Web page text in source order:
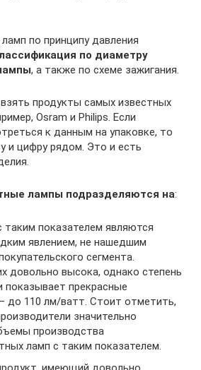
по принципу давления
по диаметру
, а также по схеме зажигания.
продукты самых известных
Osram и Philips. Если
к данным на упаковке, то
и цифру рядом. Это и есть
лампы подразделяются на:
показателем являются
явлением, не нашедшим
сегмента.
довольно высока, однако степень
показывает прекрасные
до 110 лм/ватт. Стоит отметить,
значительно
производства
ламп с таким показателем.